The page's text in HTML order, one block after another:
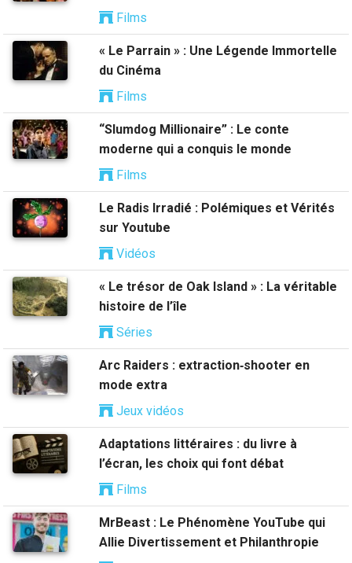
Films
« Le Parrain » : Une Légende Immortelle
du Cinéma
Films
“Slumdog Millionaire” : Le conte
moderne qui a conquis le monde
Films
Le Radis Irradié : Polémiques et Vérités
sur Youtube
Vidéos
« Le trésor de Oak Island » : La véritable
histoire de l’île
Séries
Arc Raiders : extraction‑shooter en
mode extra
Jeux vidéos
Adaptations littéraires : du livre à
l’écran, les choix qui font débat
Films
MrBeast : Le Phénomène YouTube qui
Allie Divertissement et Philanthropie